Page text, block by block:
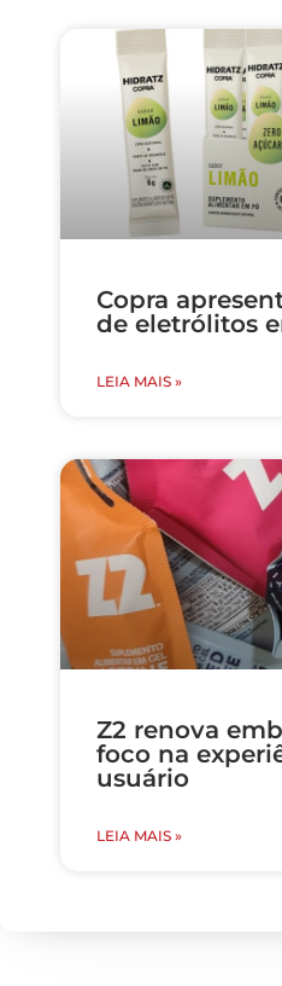
Copra
de eletrólitos
LEIA MAIS »
Z2 renova
foco na
usuário
LEIA MAIS »